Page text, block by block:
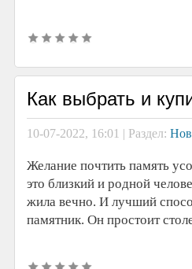
Как выбрать и
10-07-2022, 16:01 | Раздел:
Желание почтить память
это близкий и родной
жила вечно. И лучший
памятник. Он простоит